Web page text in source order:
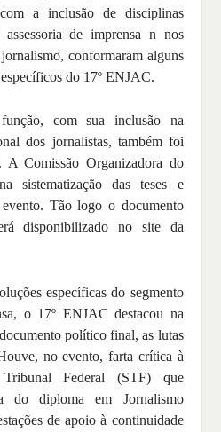
a inclusão de disciplinas
de imprensa n nos
conformaram alguns
do 17º ENJAC.
com sua inclusão na
dos jornalistas, também foi
A Comissão Organizadora do
sistematização das teses e
Tão logo o documento
disponibilizado no site da
específicas do segmento
o 17º ENJAC destacou na
político final, as lutas
no evento, farta crítica à
Federal (STF) que
do diploma em Jornalismo
de apoio à continuidade